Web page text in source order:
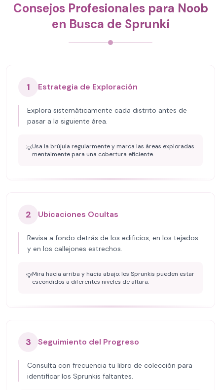
Consejos Profesionales para Noob
en Busca de Sprunki
1 Estrategia de Exploración
Explora sistemáticamente cada distrito antes de
pasar a la siguiente área.
💡Usa la brújula regularmente y marca las áreas exploradas
mentalmente para una cobertura eficiente.
2 Ubicaciones Ocultas
Revisa a fondo detrás de los edificios, en los tejados
y en los callejones estrechos.
💡Mira hacia arriba y hacia abajo: los Sprunkis pueden estar
escondidos a diferentes niveles de altura.
3 Seguimiento del Progreso
Consulta con frecuencia tu libro de colección para
identificar los Sprunkis faltantes.